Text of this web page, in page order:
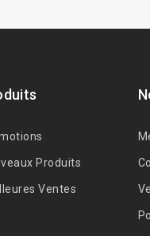
Produits
Ventes